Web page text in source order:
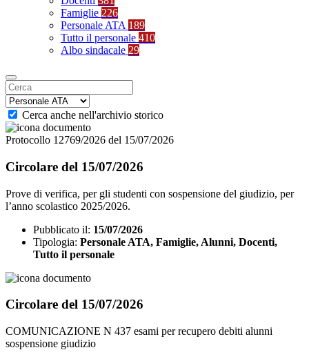
Famiglie 226
Personale ATA 189
Tutto il personale 410
Albo sindacale 29
Cerca anche nell'archivio storico
Protocollo 12769/2026 del 15/07/2026
Circolare del 15/07/2026
Prove di verifica, per gli studenti con sospensione del giudizio, per
l’anno scolastico 2025/2026.
Pubblicato il: 15/07/2026
Tipologia: Personale ATA, Famiglie, Alunni, Docenti,
Tutto il personale
Circolare del 15/07/2026
COMUNICAZIONE N 437 esami per recupero debiti alunni
sospensione giudizio